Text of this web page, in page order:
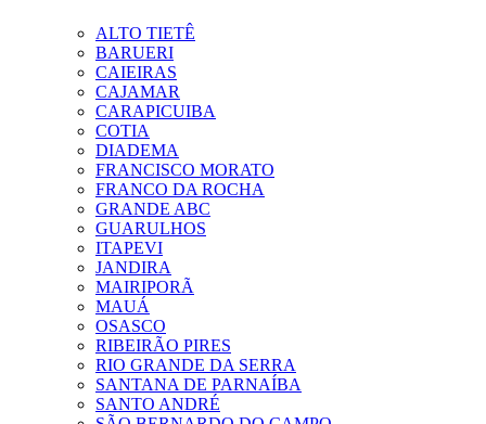
ALTO TIETÊ
BARUERI
CAIEIRAS
CAJAMAR
CARAPICUIBA
COTIA
DIADEMA
FRANCISCO MORATO
FRANCO DA ROCHA
GRANDE ABC
GUARULHOS
ITAPEVI
JANDIRA
MAIRIPORÃ
MAUÁ
OSASCO
RIBEIRÃO PIRES
RIO GRANDE DA SERRA
SANTANA DE PARNAÍBA
SANTO ANDRÉ